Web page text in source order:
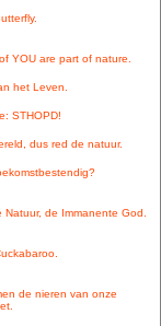
YOU are part of nature.
het Leven.
STHOPD!
dus red de natuur.
Natuur, de Immanente God.
de nieren van onze